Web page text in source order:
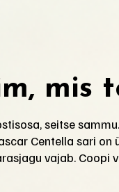
mis
seitse sammu.
Centella sari on
vajab. Coopi